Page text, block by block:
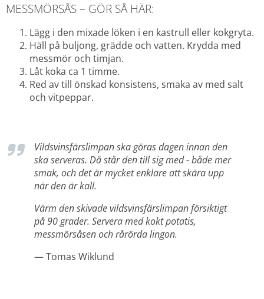
MESSMÖRSÅS – GÖR SÅ HÄR:
Lägg i den mixade löken i en kastrull eller kokgryta.
Häll på buljong, grädde och vatten. Krydda med
messmör och timjan.
Låt koka ca 1 timme.
Red av till önskad konsistens, smaka av med salt
och vitpeppar.
Vildsvinsfärslimpan ska göras dagen innan den
ska serveras. Då står den till sig med - både mer
smak, och det är mycket enklare att skära upp
när den är kall.
Värm den skivade vildsvinsfärslimpan försiktigt
på 90 grader. Servera med kokt potatis,
messmörsåsen och rårörda lingon.
— Tomas Wiklund